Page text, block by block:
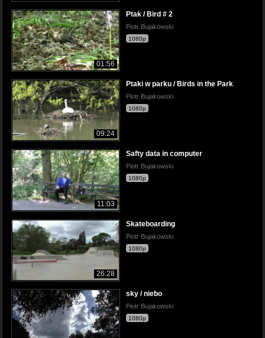
01:56
Ptak / Bird # 2
Piotr Bujakowski
1080p
09:24
Ptaki w parku / Birds in the Park
Piotr Bujakowski
1080p
11:03
Safty data in computer
Piotr Bujakowski
1080p
26:28
Skateboarding
Piotr Bujakowski
1080p
sky / niebo
Piotr Bujakowski
1080p